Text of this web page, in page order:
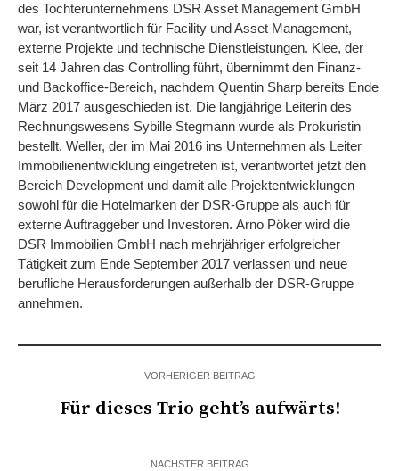
des Tochterunternehmens DSR Asset Management GmbH
war, ist verantwortlich für Facility und Asset Management,
externe Projekte und technische Dienstleistungen. Klee, der
seit 14 Jahren das Controlling führt, übernimmt den Finanz-
und Backoffice-Bereich, nachdem Quentin Sharp bereits Ende
März 2017 ausgeschieden ist. Die langjährige Leiterin des
Rechnungswesens Sybille Stegmann wurde als Prokuristin
bestellt. Weller, der im Mai 2016 ins Unternehmen als Leiter
Immobilienentwicklung eingetreten ist, verantwortet jetzt den
Bereich Development und damit alle Projektentwicklungen
sowohl für die Hotelmarken der DSR-Gruppe als auch für
externe Auftraggeber und Investoren. Arno Pöker wird die
DSR Immobilien GmbH nach mehrjähriger erfolgreicher
Tätigkeit zum Ende September 2017 verlassen und neue
berufliche Herausforderungen außerhalb der DSR-Gruppe
annehmen.
VORHERIGER BEITRAG
Für dieses Trio geht’s aufwärts!
NÄCHSTER BEITRAG